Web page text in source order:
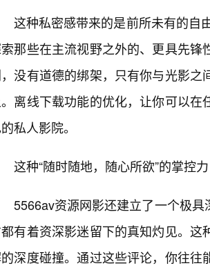
这种私密感带来的是前所未有的自
那些在主流视野之外的、更具先
没有道德的绑架，只有你与光影
离线下载功能的优化，让你可以
私人影院。
这种“随时随地，随心所欲”的掌控
5566av资源网影还建立了一个极
有着资深影迷留下的真知灼见。
深度碰撞。通过这些评论，你往